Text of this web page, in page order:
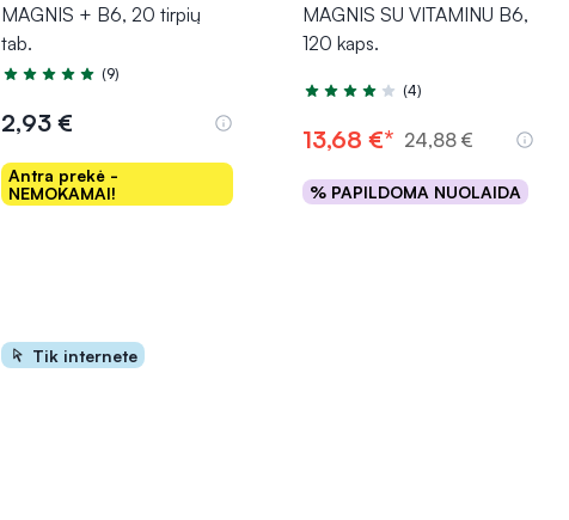
MAGNIS + B6, 20 tirpių
tab.
Įvertinimas 4.9 iš 5
(9)
2,93 €
Antra prekė -
NEMOKAMAI!
Į krepšelį
MAGNIS SU VITAMINU B6,
120 kaps.
Įvertinimas 4.3 iš 5
(4)
13,68 €* 24,88 €
% PAPILDOMA NUOLAIDA
Į krepšelį
Tik internete